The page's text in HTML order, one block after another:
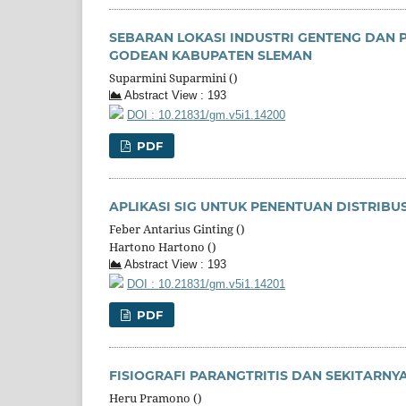
SEBARAN LOKASI INDUSTRI GENTENG DAN
GODEAN KABUPATEN SLEMAN
Suparmini Suparmini ()
Abstract View : 193
DOI : 10.21831/gm.v5i1.14200
PDF
APLIKASI SIG UNTUK PENENTUAN
Feber Antarius Ginting ()
Hartono Hartono ()
Abstract View : 193
DOI : 10.21831/gm.v5i1.14201
PDF
FISIOGRAFI PARANGTRITIS DAN
Heru Pramono ()